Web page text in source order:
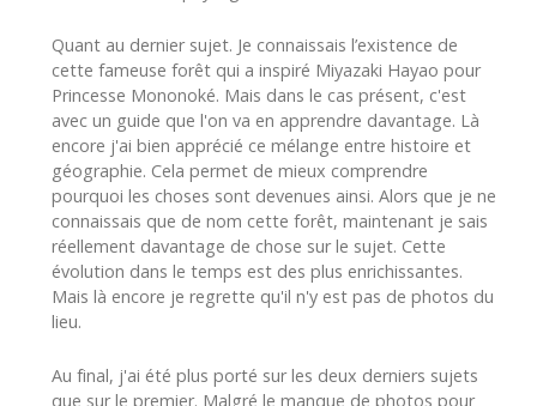
Quant au dernier sujet. Je connaissais l’existence de
cette fameuse forêt qui a inspiré Miyazaki Hayao pour
Princesse Mononoké. Mais dans le cas présent, c'est
avec un guide que l'on va en apprendre davantage. Là
encore j'ai bien apprécié ce mélange entre histoire et
géographie. Cela permet de mieux comprendre
pourquoi les choses sont devenues ainsi. Alors que je ne
connaissais que de nom cette forêt, maintenant je sais
réellement davantage de chose sur le sujet. Cette
évolution dans le temps est des plus enrichissantes.
Mais là encore je regrette qu'il n'y est pas de photos du
lieu.
Au final, j'ai été plus porté sur les deux derniers sujets
que sur le premier. Malgré le manque de photos pour